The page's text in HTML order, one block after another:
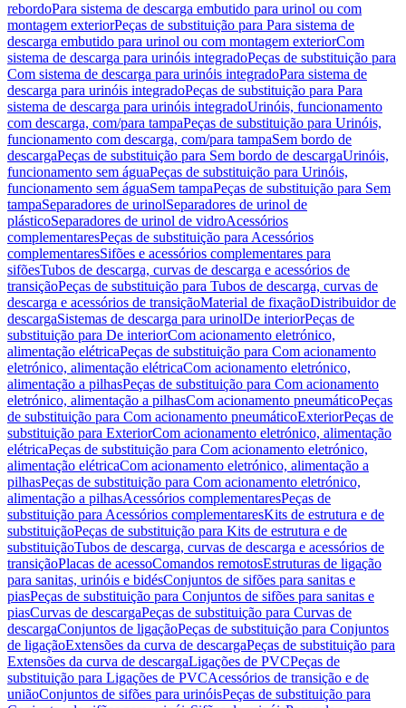
rebordoPara sistema de descarga embutido para urinol ou com
montagem exteriorPeças de substituição para Para sistema de
descarga embutido para urinol ou com montagem exteriorCom
sistema de descarga para urinóis integradoPeças de substituição para
Com sistema de descarga para urinóis integradoPara sistema de
descarga para urinóis integradoPeças de substituição para Para
sistema de descarga para urinóis integradoUrinóis, funcionamento
com descarga, com/para tampaPeças de substituição para Urinóis,
funcionamento com descarga, com/para tampaSem bordo de
descargaPeças de substituição para Sem bordo de descargaUrinóis,
funcionamento sem águaPeças de substituição para Urinóis,
funcionamento sem águaSem tampaPeças de substituição para Sem
tampaSeparadores de urinolSeparadores de urinol de
plásticoSeparadores de urinol de vidroAcessórios
complementaresPeças de substituição para Acessórios
complementaresSifões e acessórios complementares para
sifõesTubos de descarga, curvas de descarga e acessórios de
transiçãoPeças de substituição para Tubos de descarga, curvas de
descarga e acessórios de transiçãoMaterial de fixaçãoDistribuidor de
descargaSistemas de descarga para urinolDe interiorPeças de
substituição para De interiorCom acionamento eletrónico,
alimentação elétricaPeças de substituição para Com acionamento
eletrónico, alimentação elétricaCom acionamento eletrónico,
alimentação a pilhasPeças de substituição para Com acionamento
eletrónico, alimentação a pilhasCom acionamento pneumáticoPeças
de substituição para Com acionamento pneumáticoExteriorPeças de
substituição para ExteriorCom acionamento eletrónico, alimentação
elétricaPeças de substituição para Com acionamento eletrónico,
alimentação elétricaCom acionamento eletrónico, alimentação a
pilhasPeças de substituição para Com acionamento eletrónico,
alimentação a pilhasAcessórios complementaresPeças de
substituição para Acessórios complementaresKits de estrutura e de
substituiçãoPeças de substituição para Kits de estrutura e de
substituiçãoTubos de descarga, curvas de descarga e acessórios de
transiçãoPlacas de acessoComandos remotosEstruturas de ligação
para sanitas, urinóis e bidésConjuntos de sifões para sanitas e
piasPeças de substituição para Conjuntos de sifões para sanitas e
piasCurvas de descargaPeças de substituição para Curvas de
descargaConjuntos de ligaçãoPeças de substituição para Conjuntos
de ligaçãoExtensões da curva de descargaPeças de substituição para
Extensões da curva de descargaLigações de PVCPeças de
substituição para Ligações de PVCAcessórios de transição e de
uniãoConjuntos de sifões para urinóisPeças de substituição para